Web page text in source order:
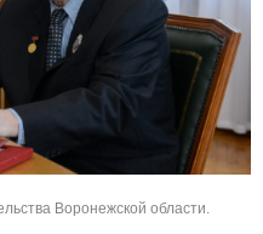
Воронежской области.